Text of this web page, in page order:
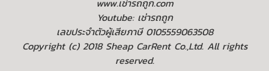
www.เช่ารถถูก.com
Youtube: เช่ารถถูก
เลขประจำตัวผู้เสียภาษี 0105559063508
Copyright (c) 2018 Sheap CarRent Co.,Ltd. All rights
reserved.